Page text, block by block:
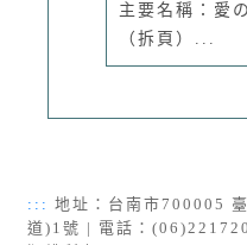
主要名稱：愛
（拆頁）...
::: 地址：台南市700005
道)1號 | 電話：